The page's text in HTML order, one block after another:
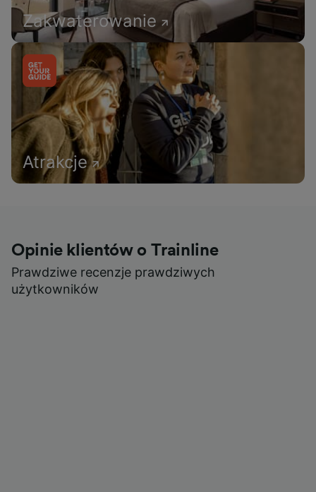
Zakwaterowanie
Atrakcje
Opinie klientów o Trainline
Prawdziwe recenzje prawdziwych
użytkowników